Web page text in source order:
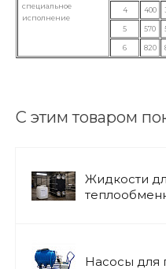
специальное
исполнение
4 400
5 570
6 820
С этим товаром
Жидкости
Насосы для